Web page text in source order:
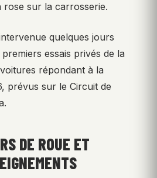
rose sur la carrosserie.
quelques jours
essais privés de la
répondant à la
prévus sur le Circuit de
DE ROUE ET